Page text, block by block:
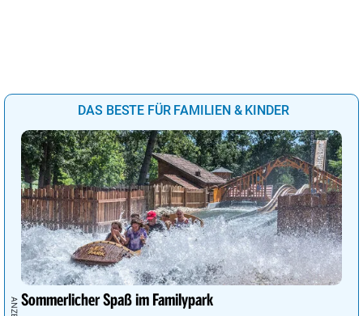
DAS BESTE FÜR FAMILIEN & KINDER
Sommerlicher Spaß im Familypark